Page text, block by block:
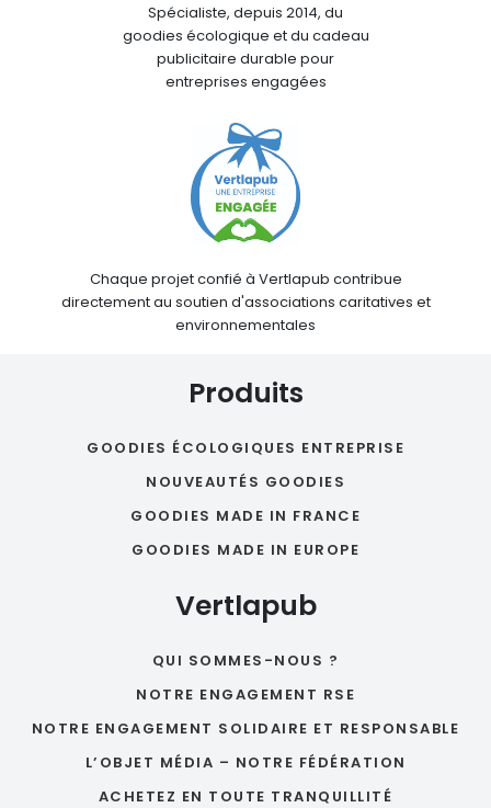
Spécialiste, depuis 2014, du
goodies écologique et du cadeau
publicitaire durable pour
entreprises engagées
Chaque projet confié à Vertlapub contribue
directement au soutien d'associations caritatives et
environnementales
Produits
GOODIES ÉCOLOGIQUES ENTREPRISE
NOUVEAUTÉS GOODIES
GOODIES MADE IN FRANCE
GOODIES MADE IN EUROPE
Vertlapub
QUI SOMMES-NOUS ?
NOTRE ENGAGEMENT RSE
NOTRE ENGAGEMENT SOLIDAIRE ET RESPONSABLE
L’OBJET MÉDIA – NOTRE FÉDÉRATION
ACHETEZ EN TOUTE TRANQUILLITÉ